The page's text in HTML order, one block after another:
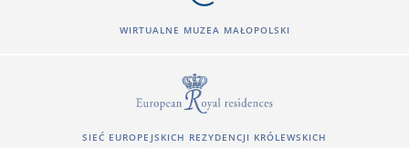
WIRTUALNE MUZEA MAŁOPOLSKI
SIEĆ EUROPEJSKICH REZYDENCJI KRÓLEWSKICH